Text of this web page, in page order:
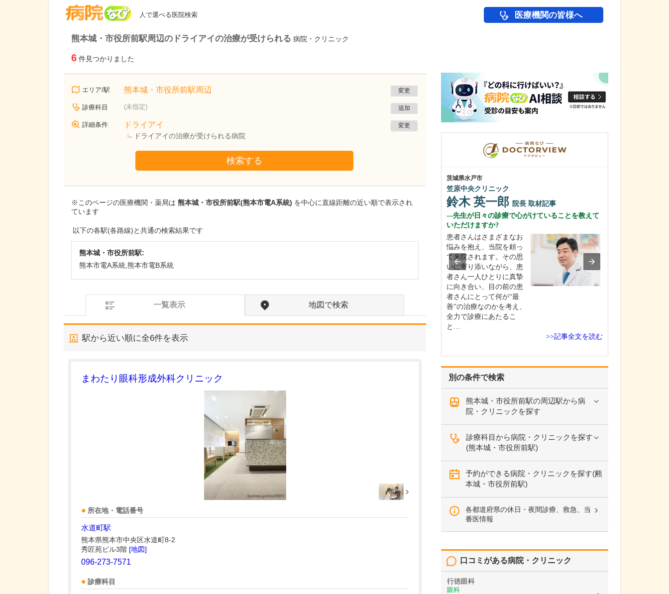
人で選べる医院検索 医療機関の皆様へ
熊本城・市役所前駅周辺のドライアイの治療が受けられる 病院・クリニック
6 件見つかりました
エリア/駅 熊本城・市役所前駅周辺 変更
診療科目 (未指定) 追加
詳細条件 ドライアイ
ドライアイの治療が受けられる病院
変更
検索する
※このページの医療機関・薬局は 熊本城・市役所前駅(熊本市電A系統) を中心に直線距離の近い順で表示され
ています
以下の各駅(各路線)と共通の検索結果です
熊本城・市役所前駅:
熊本市電A系統,熊本市電B系統
一覧表示 地図で検索
駅から近い順に全6件を表示
まわたり眼科形成外科クリニック
所在地・電話番号
水道町駅
熊本県熊本市中央区水道町8-2
秀匠苑ビル3階 [地図]
096-273-7571
診療科目
別の条件で検索
熊本城・市役所前駅の周辺駅から病
院・クリニックを探す
診療科目から病院・クリニックを探す
(熊本城・市役所前駅)
予約ができる病院・クリニックを探す(熊
本城・市役所前駅)
各都道府県の休日・夜間診療、救急、当
番医情報
口コミがある病院・クリニック
行徳眼科
眼科
たかしお内科ハートクリニック
高潮 征爾院長取材記事
だんだん悪くなっていき
ます。大学病院で後進の
育成に取り組みつつ、高
度…
茨城県水戸市
笠原中央クリニック
鈴木 英一郎 院長 取材記事
先生が日々の診療で心がけていることを教えて
いただけますか?
患者さんはさまざまなお
悩みを抱え、当院を頼っ
て来院されます。その思
いに寄り添いながら、患
者さん一人ひとりに真摯
に向き合い、目の前の患
者さんにとって何が“最
善”の治療なのかを考え、
全力で診療にあたるこ
と…
>>記事全文を読む